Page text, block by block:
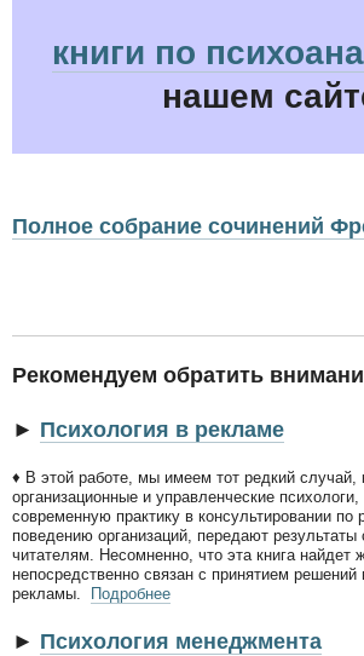
книги по
нашем
Полное собрание сочинений
Рекомендуем обратить
► Психология в рекламе
♦ В этой работе, мы имеем тот редкий случай,
организационные и управленческие
современную практику в консультировании по
поведению организаций, передают результаты
читателям. Несомненно, что эта книга найдет
непосредственно связан с принятием решений
рекламы.
Подробнее
► Психология менеджмента